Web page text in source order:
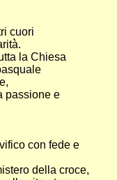
cuori
la Chiesa
passione e
con fede e
della croce,